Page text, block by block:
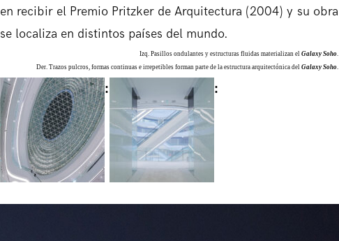
en recibir el Premio Pritzker de Arquitectura (2004) y su obra
se localiza en distintos países del mundo.
Izq. Pasillos ondulantes y estructuras fluidas materializan el Galaxy Soho.
Der. Trazos pulcros, formas continuas e irrepetibles forman parte de la estructura arquitectónica del Galaxy Soho.